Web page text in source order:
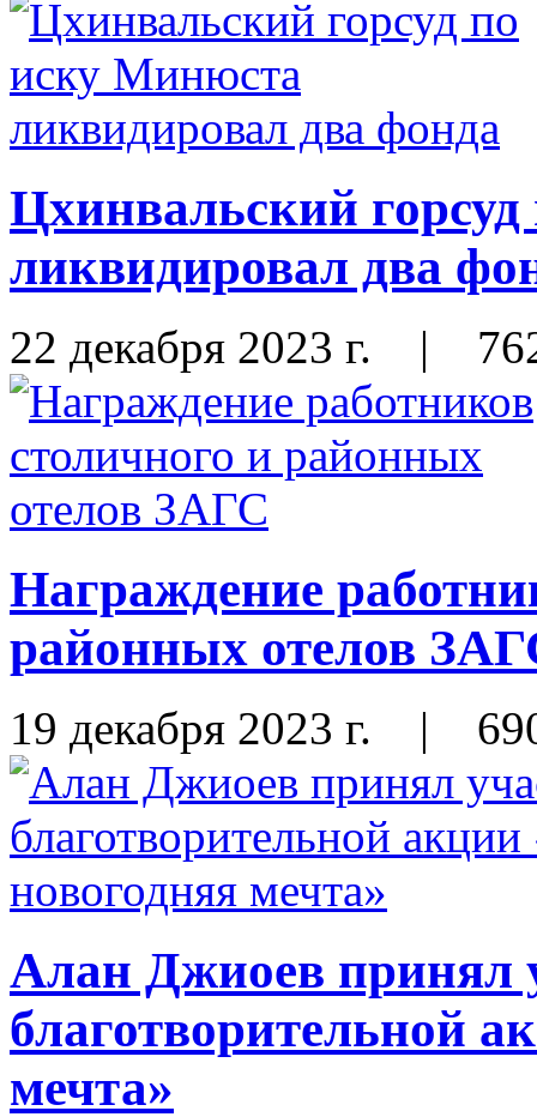
Цхинвальский
ликвидировал два
22 декабря 2023 г. |
Награждение
районных отелов
19 декабря 2023 г. |
Алан Джиоев принял
благотворительной
мечта»